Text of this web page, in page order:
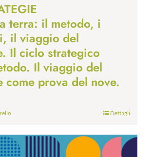
terra: il metodo, i
il viaggio del
Il ciclo strategico
Il viaggio del
come prova del nove.
Dettagli